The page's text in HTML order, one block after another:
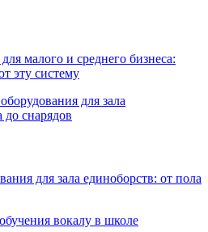
малого и среднего бизнеса:
эту систему
для зала единоборств: от пола